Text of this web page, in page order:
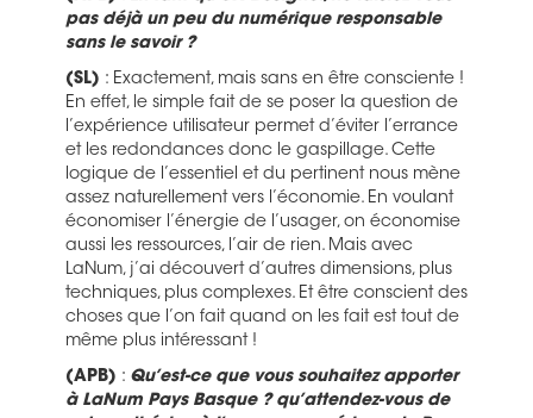
pas déjà un peu du numérique responsable
sans le savoir ?
(SL) : Exactement, mais sans en être consciente !
En effet, le simple fait de se poser la question de
l’expérience utilisateur permet d’éviter l’errance
et les redondances donc le gaspillage. Cette
logique de l’essentiel et du pertinent nous mène
assez naturellement vers l’économie. En voulant
économiser l’énergie de l’usager, on économise
aussi les ressources, l’air de rien. Mais avec
LaNum, j’ai découvert d’autres dimensions, plus
techniques, plus complexes. Et être conscient des
choses que l’on fait quand on les fait est tout de
même plus intéressant !
(APB) : Qu’est-ce que vous souhaitez apporter
à LaNum Pays Basque ? qu’attendez-vous de